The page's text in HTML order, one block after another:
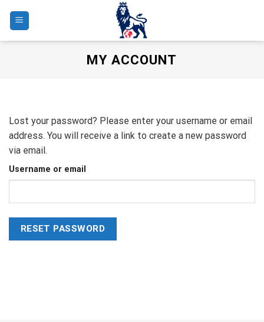
MY ACCOUNT
Lost your password? Please enter your username or email
address. You will receive a link to create a new password
via email.
Username or email
RESET PASSWORD